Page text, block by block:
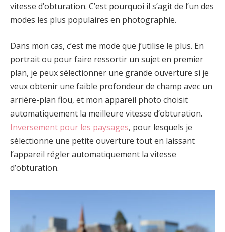
vitesse d’obturation. C’est pourquoi il s’agit de l’un des
modes les plus populaires en photographie.
Dans mon cas, c’est me mode que j’utilise le plus. En
portrait ou pour faire ressortir un sujet en premier
plan, je peux sélectionner une grande ouverture si je
veux obtenir une faible profondeur de champ avec un
arrière-plan flou, et mon appareil photo choisit
automatiquement la meilleure vitesse d’obturation.
Inversement pour les paysages, pour lesquels je
sélectionne une petite ouverture tout en laissant
l’appareil régler automatiquement la vitesse
d’obturation.